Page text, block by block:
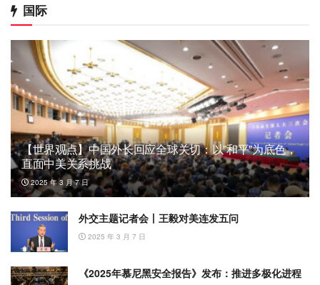
国际
【世界观点】中国外长回应全球关切：以”和平”为底色，
直面中美关系挑战
2025 年 3 月 7 日
外交主题记者会丨王毅对美连发五问
2025 年 3 月 7 日
《2025年慕尼黑安全报告》发布：推进多极化进程